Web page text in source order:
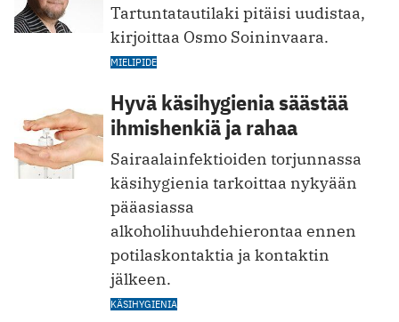
Tartuntatautilaki pitäisi uudistaa,
kirjoittaa Osmo Soininvaara.
MIELIPIDE
Hyvä käsihygienia säästää
ihmishenkiä ja rahaa
Sairaalainfektioiden torjunnassa
käsihygienia tarkoittaa nykyään
pääasiassa
alkoholihuuhdehierontaa ennen
potilaskontaktia ja kontaktin
jälkeen.
KÄSIHYGIENIA